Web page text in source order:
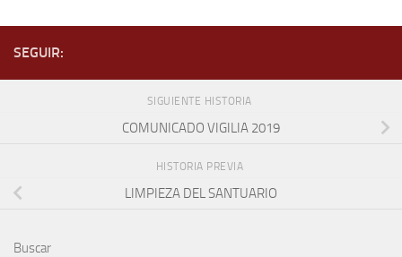
SEGUIR:
SIGUIENTE HISTORIA
COMUNICADO VIGILIA 2019
HISTORIA PREVIA
LIMPIEZA DEL SANTUARIO
Buscar